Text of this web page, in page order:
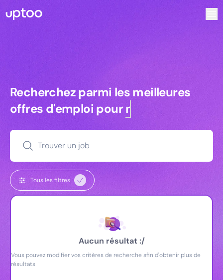
Recherchez parmi les meilleures
Recherchez parmi les meilleures
offres d'emploi pourmanagers
Trouver un job
Tous les filtres
Aucun résultat :/
Vous pouvez modifier vos critères de recherche afin d'obtenir plus de
résultats